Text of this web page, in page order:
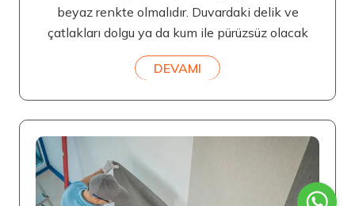
beyaz renkte olmalıdır. Duvardaki delik ve
çatlakları dolgu ya da kum ile pürüzsüz olacak
DEVAMI